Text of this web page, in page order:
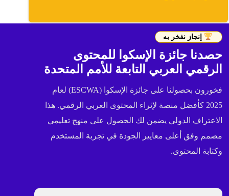
إنجاز نفخر به
حصدنا جائزة الإسكوا للمحتوى
الرقمي العربي التابعة للأمم المتحدة
فخورون بحصولنا على جائزة الإسكوا (ESCWA) لعام
2025 كأفضل منصة لإثراء المحتوى العربي الرقمي. هذا
الاعتراف الدولي يضمن لك الحصول على منهج تعليمي
مصمم وفق أعلى معايير الجودة في تجربة المستخدم
وكتابة المحتوى.